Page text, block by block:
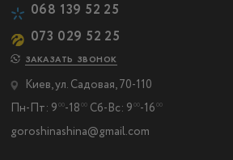
068 139 52 25
073 029 52 25
ЗАКАЗАТЬ ЗВОНОК
Киев, ул. Садовая, 70-110
Пн-Пт: 9 00-18 00Сб-Вс: 9 00-16 00
goroshinashina@gmail.com